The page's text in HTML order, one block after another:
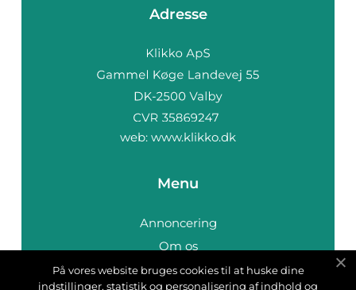
Adresse
web: www.klikko.dk
Menu
Annoncering
Om os
Cookies
På vores website bruges cookies til at huske dine
indstillinger, statistik og personalisering af indhold og